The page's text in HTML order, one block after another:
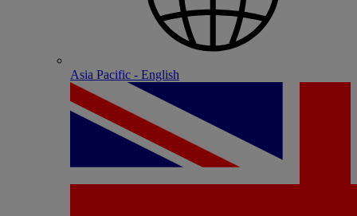
Asia Pacific - English